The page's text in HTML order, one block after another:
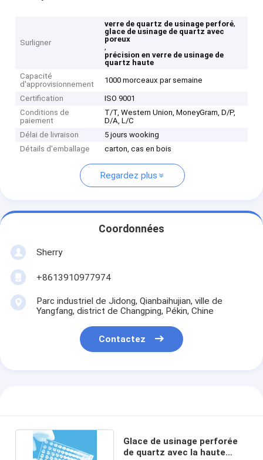
Surligner
verre de quartz de usinage perforé,
glace de usinage de quartz avec
poreux
,
précision en verre de usinage de
quartz haute
Capacité
d'approvisionnement
1000 morceaux par semaine
Certification
ISO 9001
Conditions de
paiement
T/T, Western Union, MoneyGram, D/P,
D/A, L/C
Délai de livraison
5 jours wooking
Détails d'emballage
carton, cas en bois
Regardez plus
Coordonnées
Sherry
+8613910977974
Parc industriel de Jidong, Qianbaihujian, ville de
Yangfang, district de Changping, Pékin, Chine
Contactez
Glace de usinage perforée
de quartz avec la haute